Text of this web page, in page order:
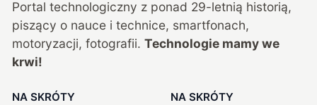
Portal technologiczny z ponad 29-letnią historią,
piszący o nauce i technice, smartfonach,
motoryzacji, fotografii. Technologie mamy we
krwi!
NA SKRÓTY NA SKRÓTY